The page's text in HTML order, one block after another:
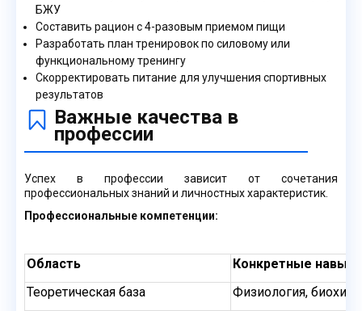
БЖУ
Составить рацион с 4-разовым приемом пищи
Разработать план тренировок по силовому или
функциональному тренингу
Скорректировать питание для улучшения спортивных
результатов
Важные качества в
профессии
Успех в профессии зависит от сочетания
профессиональных знаний и личностных характеристик.
Профессиональные компетенции:
Область
Конкретные навыки
Теоретическая база
Физиология,